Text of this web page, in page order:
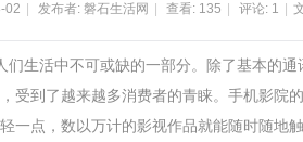
02 发布者: 磐石生活网 查看: 135 评论: 1
生活中不可或缺的一部分。除了基本的通
受到了越来越多消费者的青睐。手机影院
一点，数以万计的影视作品就能随时随地